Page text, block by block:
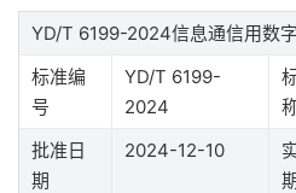
YD/T 6199-2024信息通信用数
标准编
号
YD/T 6199-
2024
批准日
期
2024-12-10